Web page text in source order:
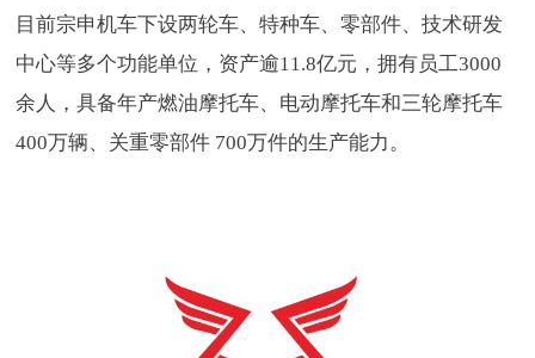
目前宗申机车下设两轮车、特种车、零部件、技术研发
中心等多个功能单位，资产逾11.8亿元，拥有员工3000
余人，具备年产燃油摩托车、电动摩托车和三轮摩托车
400万辆、关重零部件 700万件的生产能力。